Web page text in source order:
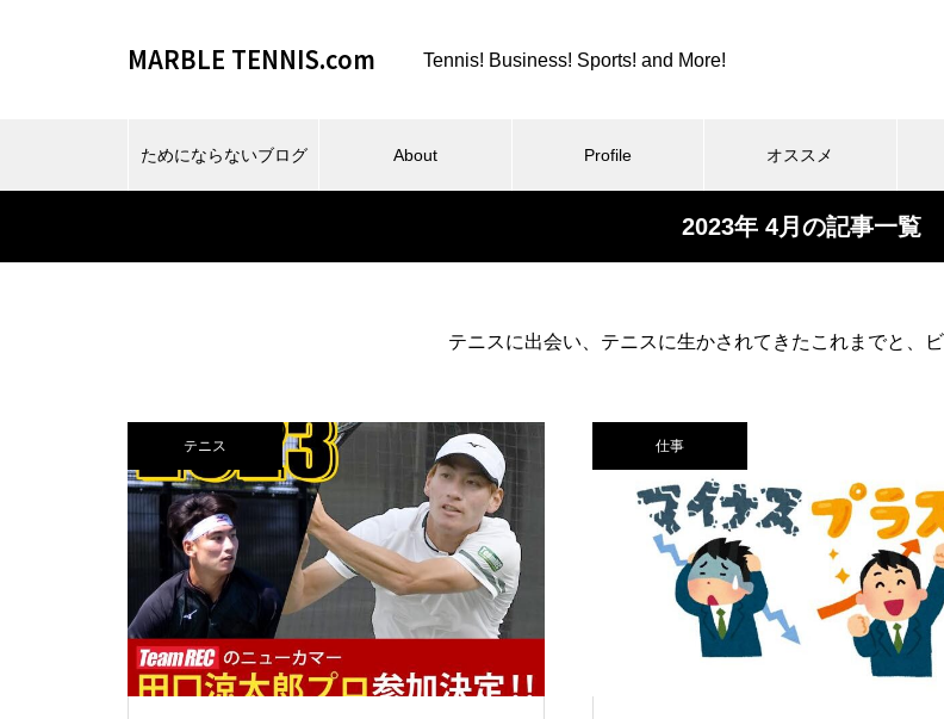
MARBLE TENNIS.com Tennis! Business! Sports! and More!
ためにならないブログ About Profile オススメ
スポーツ
ビーチスポーツとか、夏とか。
カツカレーとか、紫カン
仕事場とか、REC FESTA と
か。
コロンビア８とか、全日
ですとか。
2023年 4月の記事一覧
テニスに出会い、テニスに生かされてきたこれまでと、
テニス 仕事